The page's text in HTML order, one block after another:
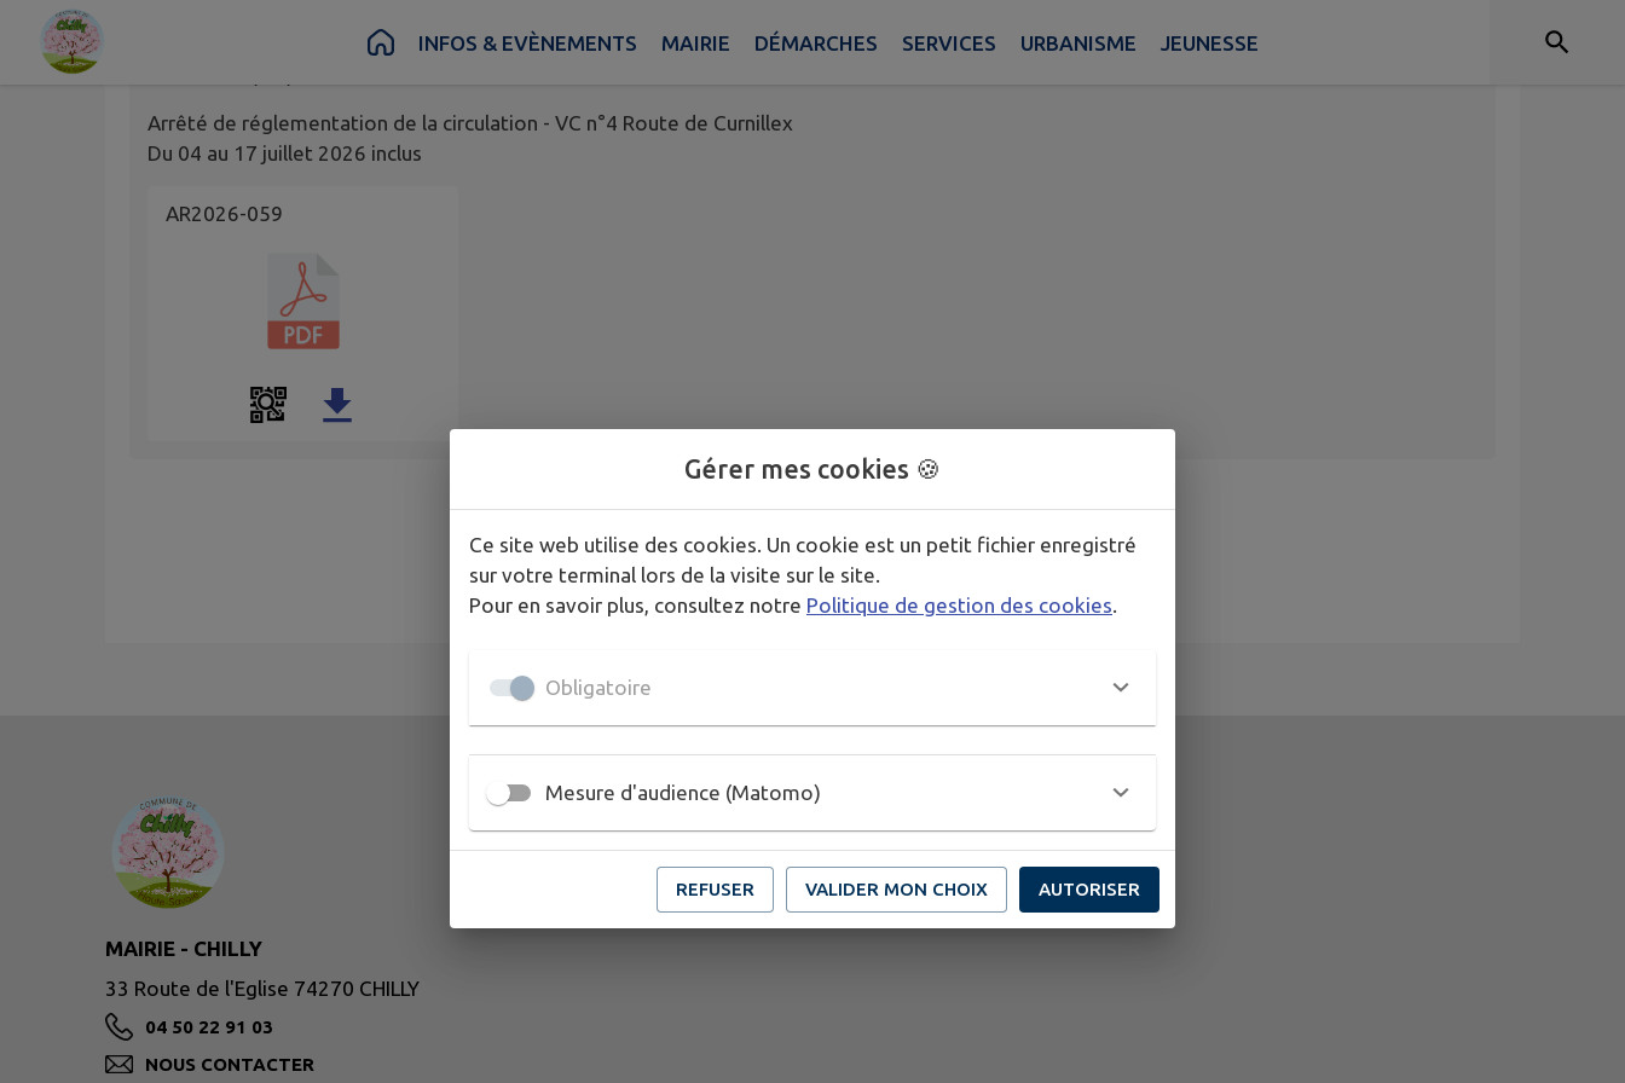
Contenu Pied de pageINFOS & EVÈNEMENTS MAIRIE DÉMARCHES SERVICES URBANISME JEUNESSE
Arrêté de réglementation de la circulation - VC n°4 Route de Curnillex
Du 04 au 17 juillet 2026 inclus
AR2026-059
MAIRIE - CHILLY
33 Route de l'Eglise 74270 CHILLY
04 50 22 91 03
NOUS CONTACTER
Gérer mes cookies 🍪
Ce site web utilise des cookies. Un cookie est un petit fichier enregistré
sur votre terminal lors de la visite sur le site.
Pour en savoir plus, consultez notre Politique de gestion des cookies
Obligatoire
Mesure d'audience (Matomo)
REFUSER VALIDER MON CHOIX AUTORISER